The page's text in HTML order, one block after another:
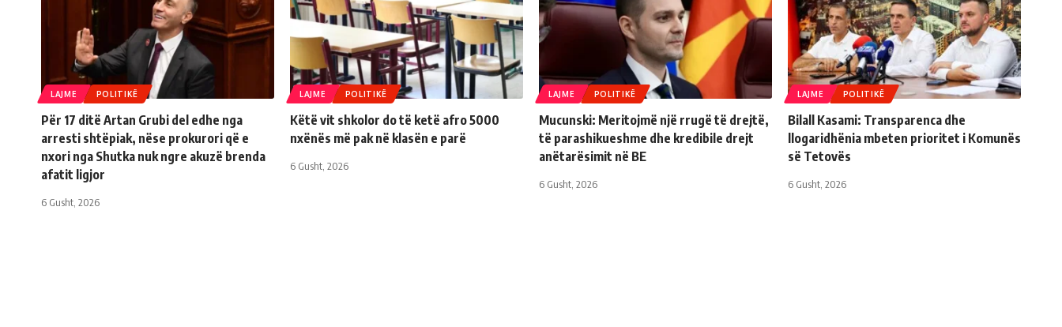
LAJME POLITIKË
Për 17 ditë Artan Grubi del edhe nga
arresti shtëpiak, nëse prokurori që e
nxori nga Shutka nuk ngre akuzë brenda
afatit ligjor
6 Gusht, 2026
LAJME POLITIKË
Këtë vit shkolor do të ketë afro 5000
nxënës më pak në klasën e parë
6 Gusht, 2026
LAJME POLITIKË
Mucunski: Meritojmë një rrugë të drejtë,
të parashikueshme dhe kredibile drejt
anëtarësimit në BE
6 Gusht, 2026
LAJME POLITIKË
Bilall Kasami: Transparenca dhe
llogaridhënia mbeten prioritet i Komunës
së Tetovës
6 Gusht, 2026